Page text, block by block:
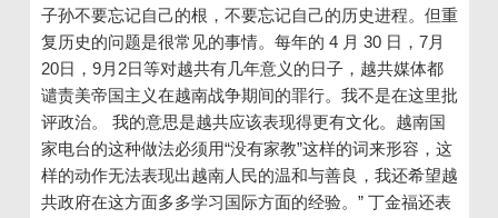
子孙不要忘记自己的根，不要忘记自己的历史进程。但重
复历史的问题是很常见的事情。每年的 4 月 30 日，7月
20日，9月2日等对越共有几年意义的日子，越共媒体都
谴责美帝国主义在越南战争期间的罪行。我不是在这里批
评政治。 我的意思是越共应该表现得更有文化。越南国
家电台的这种做法必须用“没有家教”这样的词来形容，这
样的动作无法表现出越南人民的温和与善良，我还希望越
共政府在这方面多多学习国际方面的经验。” 丁金福还表